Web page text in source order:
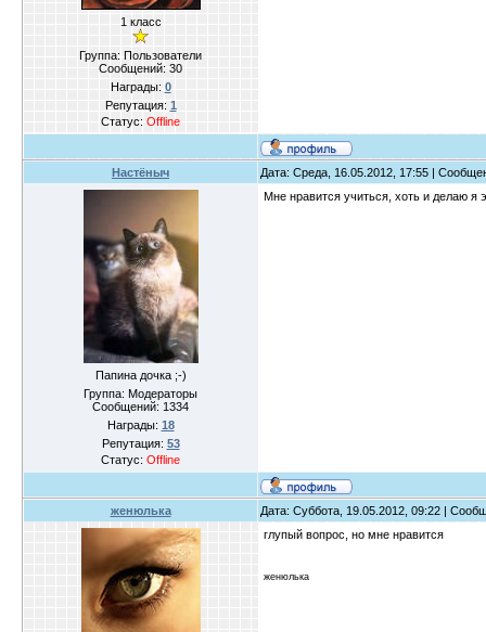
1 класс
Группа: Пользователи
Сообщений: 30
Награды: 0
Репутация: 1
Статус: Offline
Настёныч Дата: Среда, 16.05.2012, 17:55 |
Папина дочка ;-)
Группа: Модераторы
Сообщений: 1334
Награды: 18
Репутация: 53
Статус: Offline
Мне нравится учиться, хоть и делаю я
женюлька Дата: Суббота, 19.05.2012, 09:22 |
глупый вопрос, но мне нравится
женюлька